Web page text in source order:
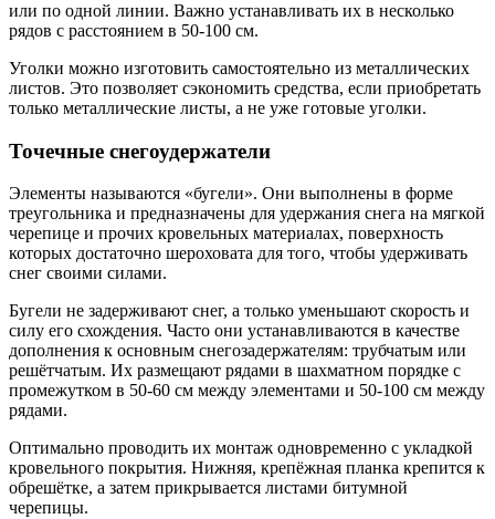
или по одной линии. Важно устанавливать их в несколько
рядов с расстоянием в 50-100 см.
Уголки можно изготовить самостоятельно из металлических
листов. Это позволяет сэкономить средства, если приобретать
только металлические листы, а не уже готовые уголки.
Точечные снегоудержатели
Элементы называются «бугели». Они выполнены в форме
треугольника и предназначены для удержания снега на мягкой
черепице и прочих кровельных материалах, поверхность
которых достаточно шероховата для того, чтобы удерживать
снег своими силами.
Бугели не задерживают снег, а только уменьшают скорость и
силу его схождения. Часто они устанавливаются в качестве
дополнения к основным снегозадержателям: трубчатым или
решётчатым. Их размещают рядами в шахматном порядке с
промежутком в 50-60 см между элементами и 50-100 см между
рядами.
Оптимально проводить их монтаж одновременно с укладкой
кровельного покрытия. Нижняя, крепёжная планка крепится к
обрешётке, а затем прикрывается листами битумной
черепицы.